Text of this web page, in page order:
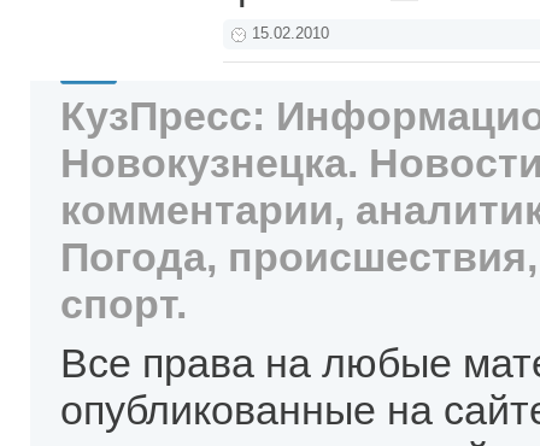
15.02.2010
КузПресс:
Новокузнецка.
комментарии,
Погода,
спорт.
Все права на любые
опубликованные на